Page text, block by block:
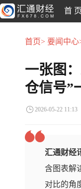
首 页
首页> 要闻中心
一张图
仓信号”
2026-05-22 11:13
汇通财
含图表解
对比的角